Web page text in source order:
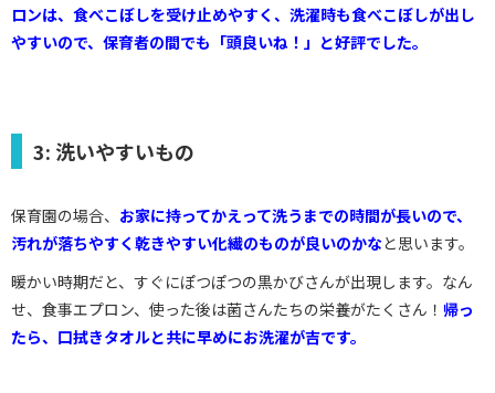
ロンは、食べこぼしを受け止めやすく、洗濯時も食べこぼしが出し
やすいので、保育者の間でも「頭良いね！」と好評でした。
3: 洗いやすいもの
保育園の場合、 お家に持ってかえって洗うまでの時間が長いので、
汚れが落ちやすく乾きやすい化繊のものが良いのかなと思います。
暖かい時期だと、すぐにぽつぽつの黒かびさんが出現します。なん
せ、食事エプロン、使った後は菌さんたちの栄養がたくさん！ 帰っ
たら、口拭きタオルと共に早めにお洗濯が吉です。